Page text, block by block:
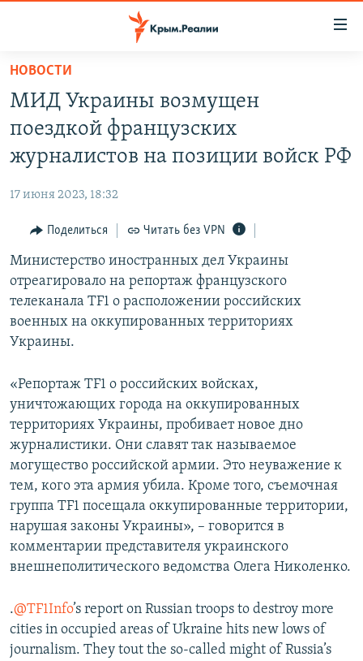
Вернуться
основному
содержанию
главной
Вернутся
поиску
СПЕЦПРОЕКТЫ
11 ЛЕТ ОККУПАЦИИ КРЫМА. 11 ИСТОРИЙ СОПРОТИВЛЕНИЯ
ЕЩЕ
ИНТЕРАКТИВ
ИНФОГРАФИКА
ТЕЛЕПРОЕКТ КРЫМ.РЕАЛИИ
СОВЕТЫ ПРАВОЗАЩИТНИКОВ
ПРОПАВШИЕ БЕЗ ВЕСТИ
ПОБЕДИТЕЛЕЙ НЕ СУДЯТ?
КРЫМ.НЕПОКОРЕННЫЙ
УКРАИНСКАЯ ПРОБЛЕМА КРЫМА
РАДІО СВОБОДА
КАК ОБОЙТИ БЛОКИРОВКУ
Українською
Qırımtatar
ПРИСОЕДИНЯЙТЕСЬ!
Все сайты RFE/RL
НОВОСТИ
МИД Украины возмущен
поездкой французских
журналистов на позиции войск РФ
17 июня 2023, 18:32
Поделиться Читать без VPN
Министерство иностранных дел Украины
отреагировало на репортаж французского
телеканала TF1 о расположении российских
военных на оккупированных территориях
Украины.
«Репортаж TF1 о российских войсках,
уничтожающих города на оккупированных
территориях Украины, пробивает новое дно
журналистики. Они славят так называемое
могущество российской армии. Это неуважение к
тем, кого эта армия убила. Кроме того, съемочная
группа TF1 посещала оккупированные территории,
нарушая законы Украины», – говорится в
комментарии представителя украинского
внешнеполитического ведомства Олега Николенко.
.@TF1Info’s report on Russian troops to destroy more
cities in occupied areas of Ukraine hits new lows of
journalism. They tout the so-called might of Russia’s